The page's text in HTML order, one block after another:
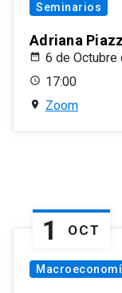
Seminarios
Adriana
6 de Octubre
17:00
Zoom
1 OCT